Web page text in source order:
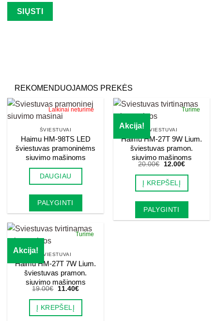
REKOMENDUOJAMOS PREKĖS
Laikinai neturime
ŠVIESTUVAI
Haimu HM-98TS LED
šviestuvas pramoninėms
siuvimo mašinoms
DAUGIAU
PALYGINTI
Akcija!
Turime
ŠVIESTUVAI
Haimu HM-27T 9W Lium.
šviestuvas pramon.
siuvimo mašinoms
20.00€
Original
was:
20.00€.
12.00€Current
is:
Į KREPŠELĮ
PALYGINTI
Akcija!
Turime
ŠVIESTUVAI
Haimu HM-27T 7W Lium.
šviestuvas pramon.
siuvimo mašinoms
19.00€
Original
was:
19.00€.
11.40€Current
is:
Į KREPŠELĮ